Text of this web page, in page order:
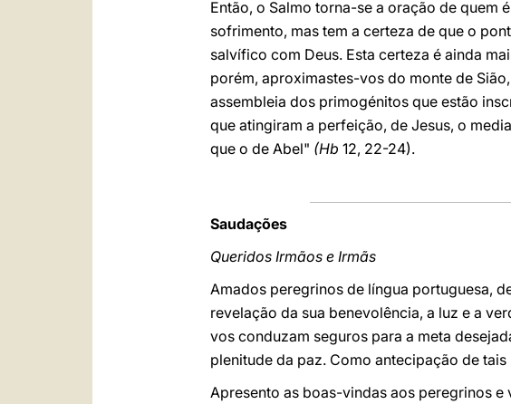
Então, o Salmo torna-se a oração de quem
sofrimento, mas tem a certeza de que o
salvífico com Deus. Esta certeza é ainda
porém, aproximastes-vos do monte de
assembleia dos primogénitos que estão
que atingiram a perfeição, de Jesus, o
que o de Abel" (Hb 12, 22-24).
Saudações
Queridos Irmãos e Irmãs
Amados peregrinos de língua portuguesa,
revelação da sua benevolência, a luz e a
vos conduzam seguros para a meta
plenitude da paz. Como antecipação de
Apresento as boas-vindas aos peregrinos